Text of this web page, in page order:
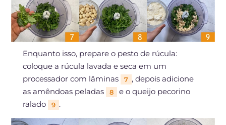
Enquanto isso, prepare o pesto de rúcula:
coloque a rúcula lavada e seca em um
processador com lâminas
7 , depois adicione
as amêndoas peladas
8
e o queijo pecorino
ralado
9 .